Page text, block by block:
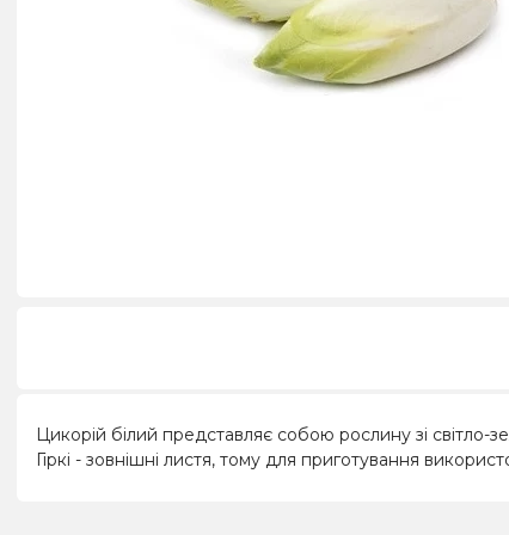
Цикорій білий представляє собою рослину зі світло-
Гіркі - зовнішні листя, тому для приготування